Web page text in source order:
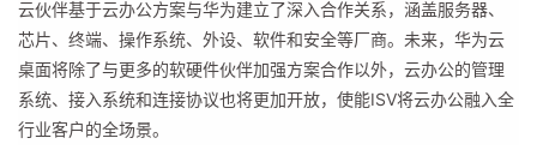
云伙伴基于云办公方案与华为建立了深入合作关系 ，涵盖服务器、
芯片、终端、操作系统、外设、软件和安全等厂商。未来，华为云
桌面将除了与更多的软硬件伙伴加强方案合作以外，云办公的管理
系统、接入系统和连接协议也将更加开放，使能ISV将云办公融入全
行业客户的全场景。